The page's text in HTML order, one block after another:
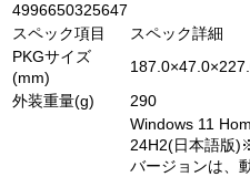
4996650325647
スペック項目
スペック詳細
PKGサイズ
(mm)
外装重量(g)
290
Windows 11
24H2(日本語版
バージョンは、